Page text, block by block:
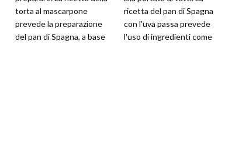
torta al mascarpone
prevede la preparazione
del pan di Spagna, a base
ricetta del pan di Spagna
con l'uva passa prevede
l'uso di ingredienti come